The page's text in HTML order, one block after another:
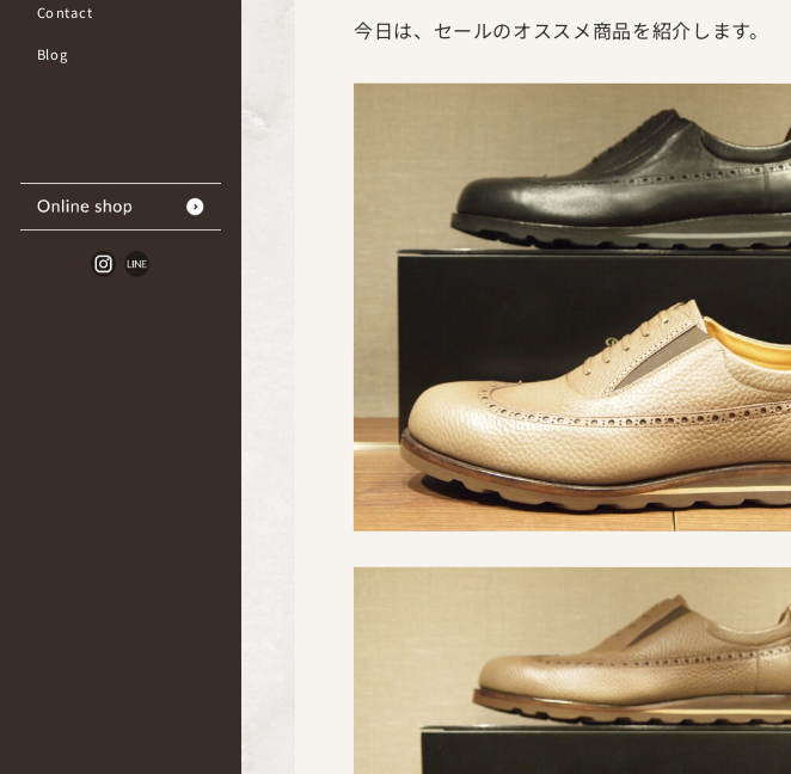
Contact
Blog
今日は、セールのオススメ商品を紹介します。